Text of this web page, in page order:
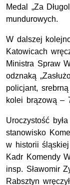
Medal „Za
mundurowych.
W dalszej
Katowicach
Ministra Spraw
odznaką
policjant,
kolei brązową –
Uroczystość
stanowisko
w historii
Kadr Komendy
insp. Sławomir
Rabsztyn